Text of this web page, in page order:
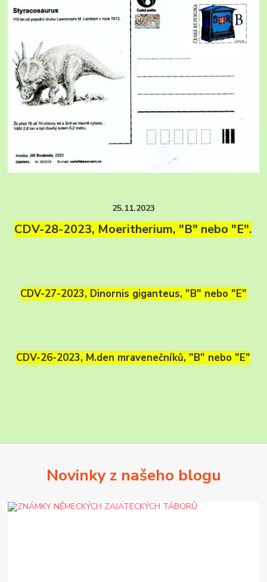
25.11.2023
CDV-28-2023, Moeritherium, "B" nebo "E".
CDV-27-2023, Dinornis giganteus, "B" nebo "E"
CDV-26-2023, M.den mravenečníků, "B" nebo "E"
Novinky z našeho blogu